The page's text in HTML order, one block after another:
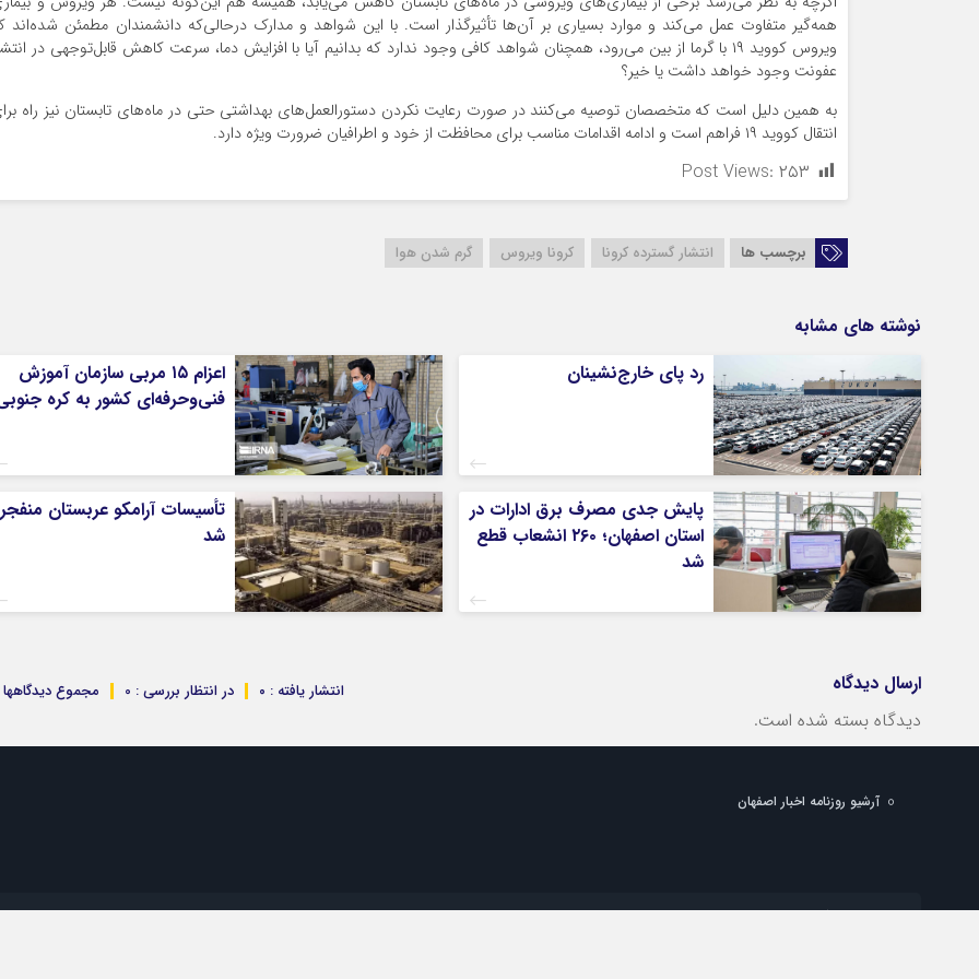
همه‌گیر متفاوت عمل می‌کند و موارد بسیاری بر آن‌ها تأثیرگذار است. با این شواهد و مدارک درحالی‌که دانشمندان مطمئن شده‌اند
ویروس کووید ۱۹ با گرما از بین می‌رود، همچنان شواهد کافی وجود ندارد که بدانیم آیا با افزایش دما، سرعت کاهش قابل‌توجهی در
عفونت وجود خواهد داشت یا خیر؟
به همین دلیل است که متخصصان توصیه می‌کنند در صورت رعایت نکردن دستورالعمل‌های بهداشتی حتی در ماه‌های تابستان نیز راه
انتقال کووید ۱۹ فراهم است و ادامه اقدامات مناسب برای محافظت از خود و اطرافیان ضرورت ویژه دارد.
Post Views: ۲۵۳
برچسب ها انتشار گسترده کرونا کرونا ویروس گرم شدن هوا
نوشته های مشابه
رد پای خارج‌نشینان
اعزام ۱۵ مربی سازمان آموزش
فنی‌وحرفه‌ای کشور به کره
پایش جدی مصرف برق ادارات در
استان اصفهان؛ ۲۶۰ انشعاب قطع
شد
تأسیسات آرامکو عربستان منفجر
شد
ارسال دیدگاه مجموع دیدگاهها : در انتظار بررسی : 0 انتشار یافته : ۰
دیدگاه بسته شده است.
آرشیو روزنامه اخبار اصفهان
شماره تماس دفتر تهران: